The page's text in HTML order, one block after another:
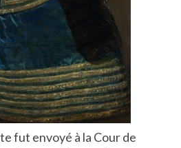
fut envoyé à la Cour de